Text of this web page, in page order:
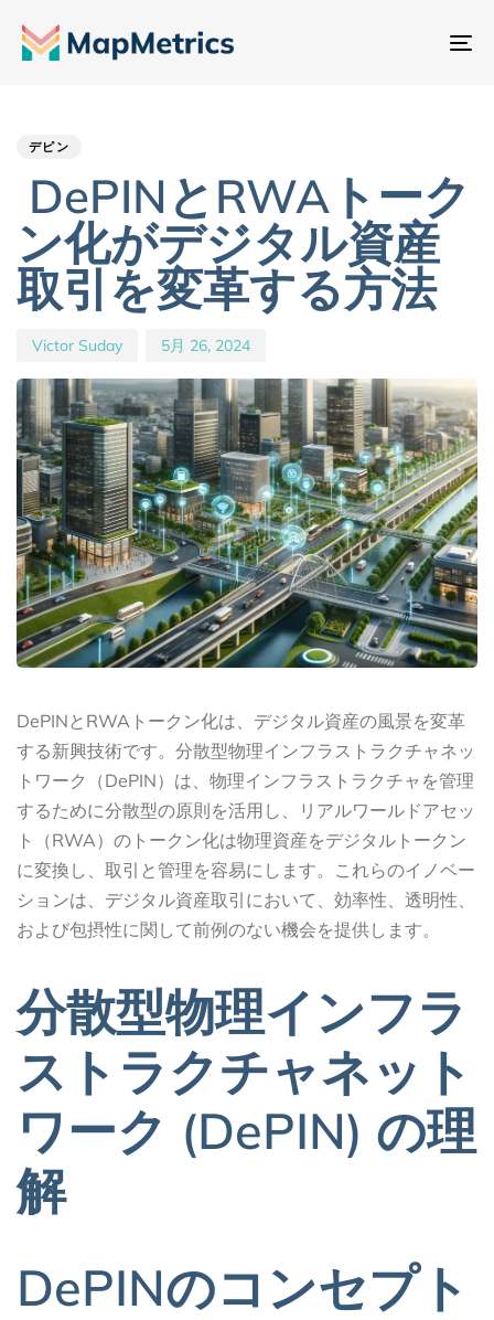
ナ
デピン
DePINとRWAトーク
ン化がデジタル資産
取引を変革する方法
Victor Suday 5月 26, 2024
DePINとRWAトークン化は、デジタル資産の風景を変革
する新興技術です。分散型物理インフラストラクチャネッ
トワーク（DePIN）は、物理インフラストラクチャを管理
するために分散型の原則を活用し、リアルワールドアセッ
ト（RWA）のトークン化は物理資産をデジタルトークン
に変換し、取引と管理を容易にします。これらのイノベー
ションは、デジタル資産取引において、効率性、透明性、
および包摂性に関して前例のない機会を提供します。
分散型物理インフラ
ストラクチャネット
ワーク (DePIN) の理
解
DePINのコンセプト